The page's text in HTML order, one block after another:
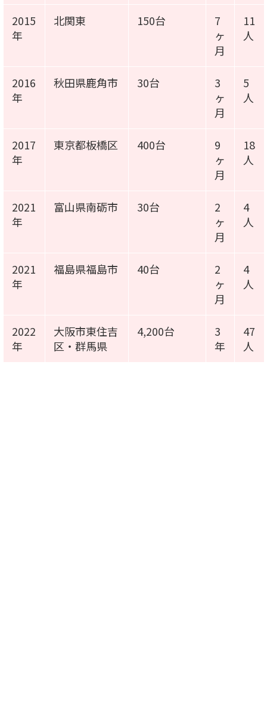
2015
年
北関東 150台
7
ヶ
月
11
人
2016
年
秋田県鹿角市 30台
3
ヶ
月
5
人
2017
年
東京都板橋区 400台
9
ヶ
月
18
人
2021
年
富山県南砺市 30台
2
ヶ
月
4
人
2021
年
福島県福島市 40台
2
ヶ
月
4
人
2022
年
大阪市東住吉
区・群馬県
4,200台
3
年
47
人